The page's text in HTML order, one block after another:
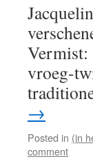
Vermist:
vroeg-
→
Posted in (in
comment